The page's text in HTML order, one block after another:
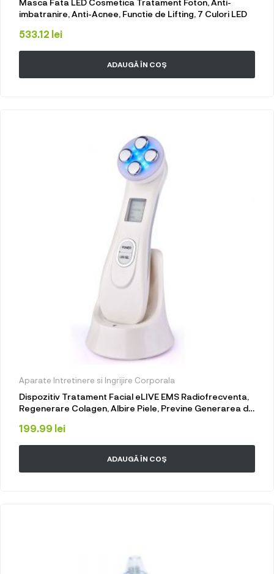
Masca Fata LED Cosmetica Tratament Foton, Anti-
imbatranire, Anti-Acnee, Functie de Lifting, 7 Culori LED
533.12 lei
ADAUGĂ ÎN COȘ
Aparate Intretinere si Ingrijire Corporala
Dispozitiv Tratament Facial eLIVE EMS Radiofrecventa,
Regenerare Colagen, Albire Piele, Previne Generarea de
199.99 lei
ADAUGĂ ÎN COȘ